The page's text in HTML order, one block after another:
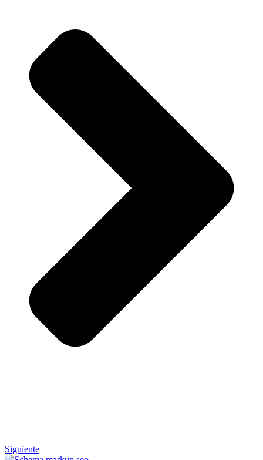
Siguiente